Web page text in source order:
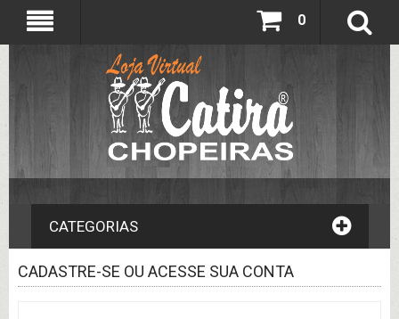
0
CATEGORIAS
CADASTRE-SE OU ACESSE SUA CONTA